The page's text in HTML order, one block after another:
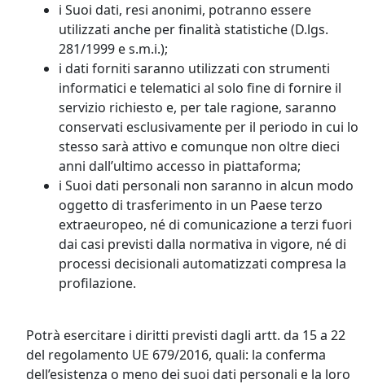
i Suoi dati, resi anonimi, potranno essere
utilizzati anche per finalità statistiche (D.lgs.
281/1999 e s.m.i.);
i dati forniti saranno utilizzati con strumenti
informatici e telematici al solo fine di fornire il
servizio richiesto e, per tale ragione, saranno
conservati esclusivamente per il periodo in cui lo
stesso sarà attivo e comunque non oltre dieci
anni dall’ultimo accesso in piattaforma;
i Suoi dati personali non saranno in alcun modo
oggetto di trasferimento in un Paese terzo
extraeuropeo, né di comunicazione a terzi fuori
dai casi previsti dalla normativa in vigore, né di
processi decisionali automatizzati compresa la
profilazione.
Potrà esercitare i diritti previsti dagli artt. da 15 a 22
del regolamento UE 679/2016, quali: la conferma
dell’esistenza o meno dei suoi dati personali e la loro